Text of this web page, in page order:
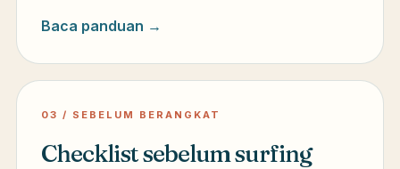
Baca panduan →
03 / SEBELUM BERANGKAT
Checklist sebelum surfing